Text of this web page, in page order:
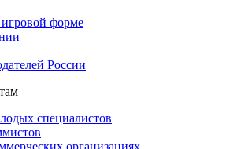
форме
России
специалистов
организациях